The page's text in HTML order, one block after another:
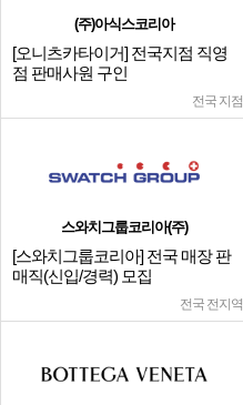
(주)아식스코리아
[오니츠카타이거] 전국지점 직영
점 판매사원 구인
전국 지점
스와치그룹코리아(주)
[스와치그룹코리아] 전국 매장 판
매직(신입/경력) 모집
전국 전지역